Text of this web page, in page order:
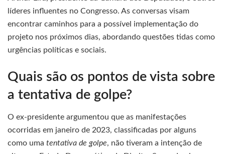
líderes influentes no Congresso. As conversas visam
encontrar caminhos para a possível implementação do
projeto nos próximos dias, abordando questões tidas como
urgências políticas e sociais.
Quais são os pontos de vista sobre
a tentativa de golpe?
O ex-presidente argumentou que as manifestações
ocorridas em janeiro de 2023, classificadas por alguns
como uma tentativa de golpe, não tiveram a intenção de